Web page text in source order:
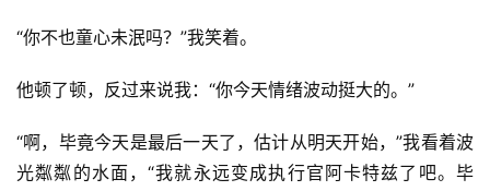
“你不也童心未泯吗？”我笑着。
他顿了顿，反过来说我：“你今天情绪波动挺大的。”
“啊，毕竟今天是最后一天了，估计从明天开始，”我看着波
光粼粼的水面，“我就永远变成执行官阿卡特兹了吧。毕